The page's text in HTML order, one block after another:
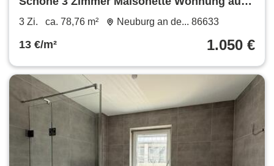
der Leopoldineninsel mit Blick auf das
SOWA Immobilien und Finanzen Ihr Experte
vor Ort
3 Zi. ca. 78,76 m² Neuburg an de... 86633
13 €/m² 1.050 €